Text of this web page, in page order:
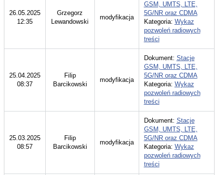
26.05.2025
12:35
Grzegorz
Lewandowski
modyfikacja
GSM, UMTS, LTE,
5G/NR oraz CDMA
Kategoria: Wykaz
pozwoleń radiowych
treści
25.04.2025
08:37
Filip
Barcikowski
modyfikacja
Dokument: Stacje
GSM, UMTS, LTE,
5G/NR oraz CDMA
Kategoria: Wykaz
pozwoleń radiowych
treści
25.03.2025
08:57
Filip
Barcikowski
modyfikacja
Dokument: Stacje
GSM, UMTS, LTE,
5G/NR oraz CDMA
Kategoria: Wykaz
pozwoleń radiowych
treści